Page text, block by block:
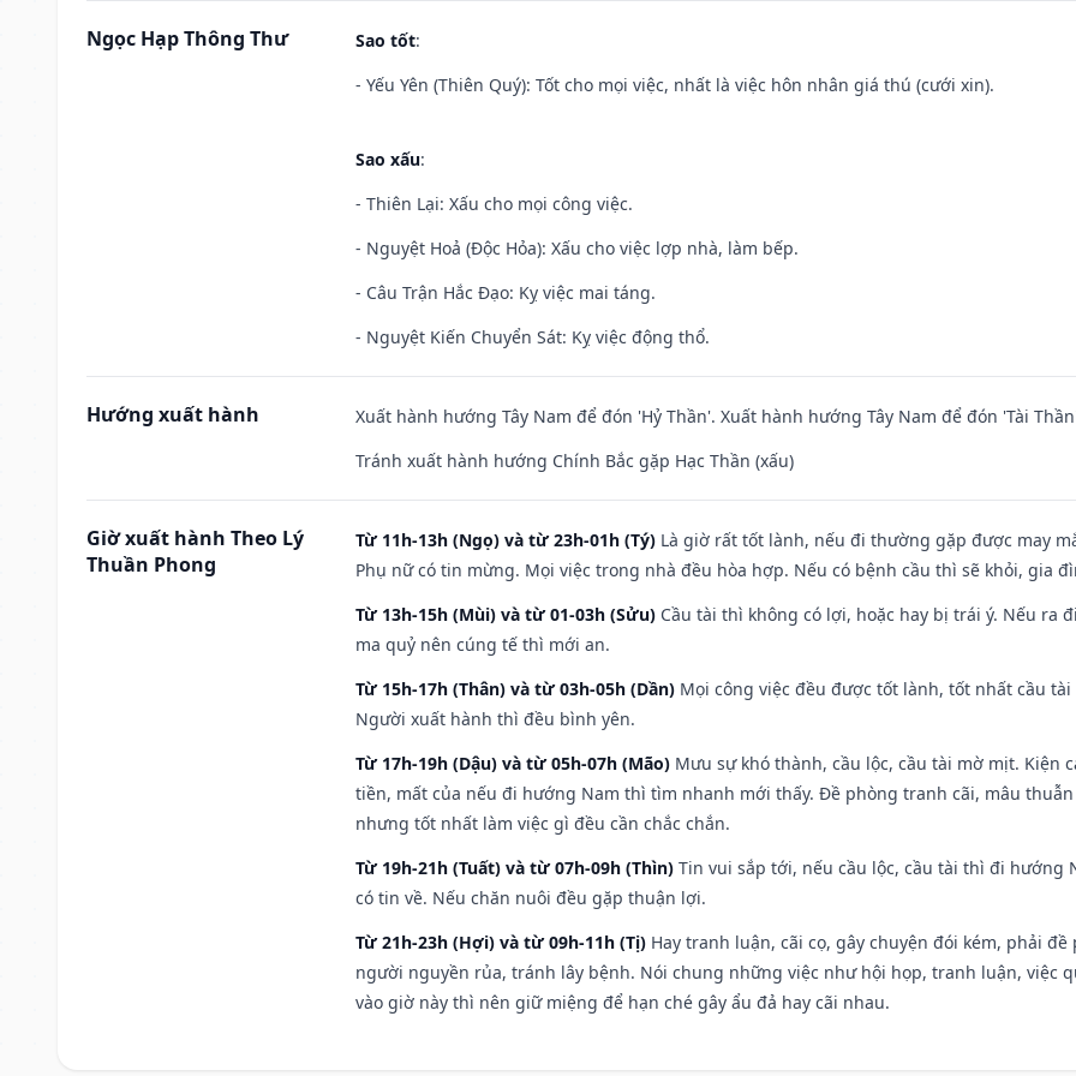
Ngọc Hạp Thông Thư Sao tốt:
- Yếu Yên (Thiên Quý): Tốt cho mọi việc, nhất là việc hôn nhân giá thú (cưới xin).
Sao xấu:
- Thiên Lại: Xấu cho mọi công việc.
- Nguyệt Hoả (Độc Hỏa): Xấu cho việc lợp nhà, làm bếp.
- Câu Trận Hắc Đạo: Kỵ việc mai táng.
- Nguyệt Kiến Chuyển Sát: Kỵ việc động thổ.
Hướng xuất hành
Xuất hành hướng Tây Nam để đón 'Hỷ Thần'. Xuất hành hướng Tây Nam để đón 'Tài
Tránh xuất hành hướng Chính Bắc gặp Hạc Thần (xấu)
Giờ xuất hành Theo Lý
Thuần Phong
Từ 11h-13h (Ngọ) và từ 23h-01h (Tý) Là giờ rất tốt lành, nếu đi thường gặp được may
Phụ nữ có tin mừng. Mọi việc trong nhà đều hòa hợp. Nếu có bệnh cầu thì sẽ khỏi, gia
Từ 13h-15h (Mùi) và từ 01-03h (Sửu) Cầu tài thì không có lợi, hoặc hay bị trái ý. Nếu
ma quỷ nên cúng tế thì mới an.
Từ 15h-17h (Thân) và từ 03h-05h (Dần) Mọi công việc đều được tốt lành, tốt nhất cầu
Người xuất hành thì đều bình yên.
Từ 17h-19h (Dậu) và từ 05h-07h (Mão) Mưu sự khó thành, cầu lộc, cầu tài mờ mịt. Kiện
tiền, mất của nếu đi hướng Nam thì tìm nhanh mới thấy. Đề phòng tranh cãi, mâu
nhưng tốt nhất làm việc gì đều cần chắc chắn.
Từ 19h-21h (Tuất) và từ 07h-09h (Thìn) Tin vui sắp tới, nếu cầu lộc, cầu tài thì đi hướng
có tin về. Nếu chăn nuôi đều gặp thuận lợi.
Từ 21h-23h (Hợi) và từ 09h-11h (Tị) Hay tranh luận, cãi cọ, gây chuyện đói kém, phải
người nguyền rủa, tránh lây bệnh. Nói chung những việc như hội họp, tranh luận, việc
vào giờ này thì nên giữ miệng để hạn ché gây ẩu đả hay cãi nhau.